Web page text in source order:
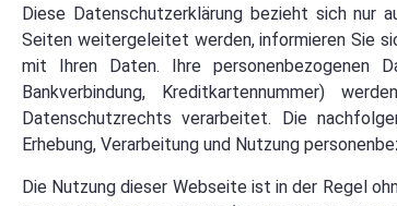
Diese Datenschutzerklärung bezieht sich nur
Seiten weitergeleitet werden, informieren Sie
mit Ihren Daten. Ihre personenbezogenen
Bankverbindung, Kreditkartennummer)
Datenschutzrechts verarbeitet. Die
Erhebung, Verarbeitung und Nutzung
Die Nutzung dieser Webseite ist in der Regel